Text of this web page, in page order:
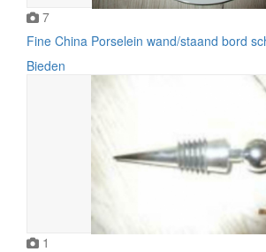
7
Fine China Porselein wand/staand bord
Bieden
1